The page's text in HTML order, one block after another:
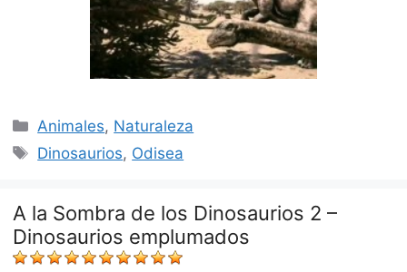
Categorías
Animales, Naturaleza
Etiquetas
Dinosaurios, Odisea
A la Sombra de los Dinosaurios 2 –
Dinosaurios emplumados